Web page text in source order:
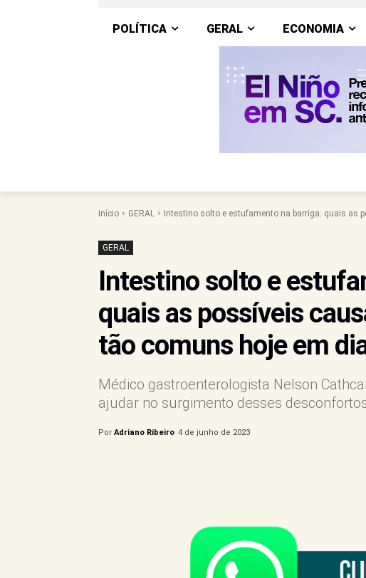
POLÍTICA GERAL ECONOMIA
Início GERAL Intestino solto e estufamento na barriga: quais as
GERAL
Intestino solto e
quais as possíveis
tão comuns hoje em
Médico gastroenterologista Nelson
ajudar no surgimento desses
Por Adriano Ribeiro 4 de junho de 2023